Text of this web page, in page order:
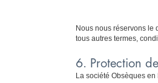
Nous nous réservons le
tous autres termes,
6. Protection
La société Obsèques